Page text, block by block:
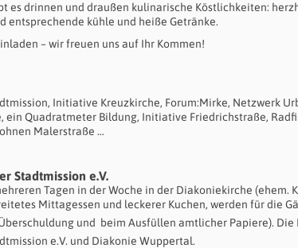
es drinnen und draußen kulinarische Köstlichkeiten:
entsprechende kühle und heiße Getränke.
– wir freuen uns auf Ihr Kommen!
Initiative Kreuzkirche, Forum:Mirke, Netzwerk
ein Quadratmeter Bildung, Initiative Friedrichstraße,
Malerstraße …
Stadtmission e.V.
Tagen in der Woche in der Diakoniekirche
Mittagessen und leckerer Kuchen, werden für die
und beim Ausfüllen amtlicher Papiere).
e.V. und Diakonie Wuppertal.